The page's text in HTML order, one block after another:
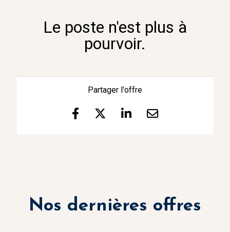
Le poste n'est plus à
pourvoir.
Partager l'offre
Nos dernières offres